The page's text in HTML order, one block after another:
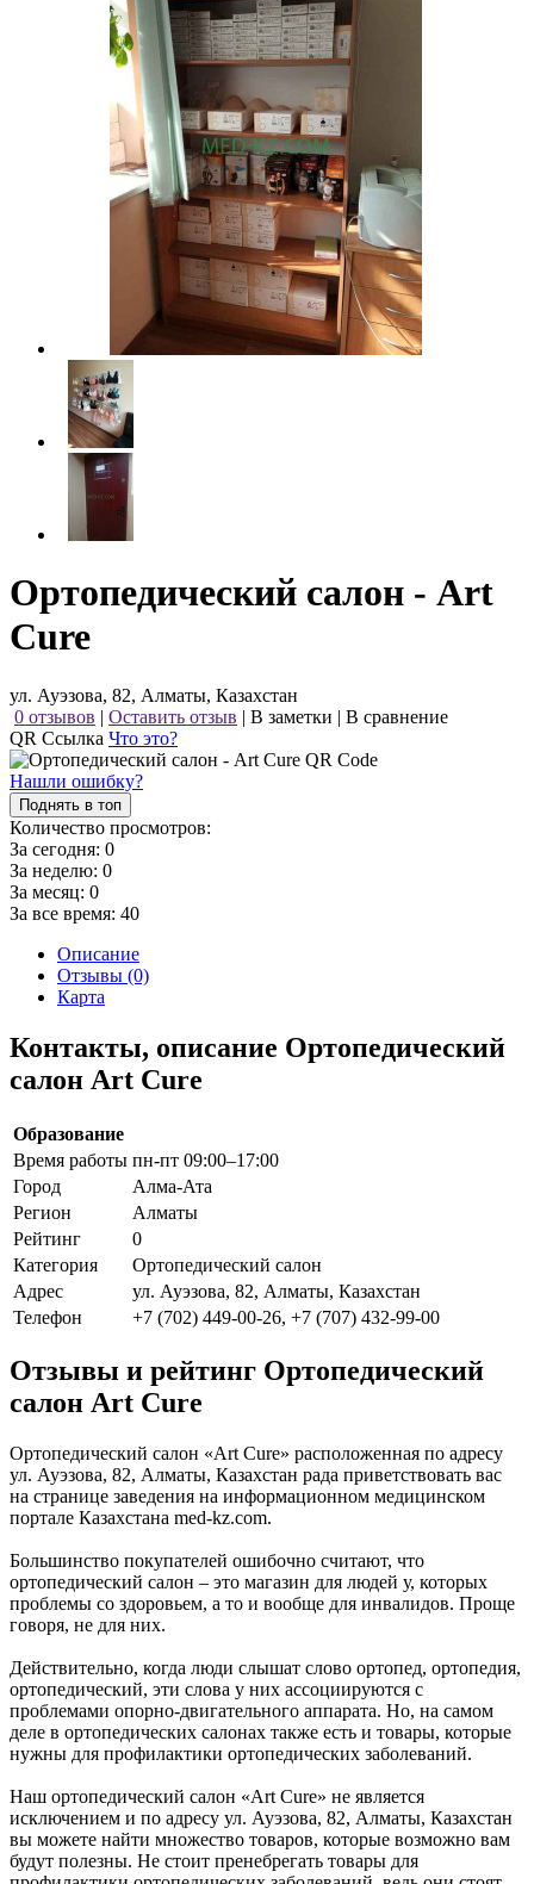
Ортопедический салон - Art
Cure
ул. Ауэзова, 82, Алматы, Казахстан
0 отзывов | Оставить отзыв | В заметки | В сравнение
QR Ссылка Что это?
Нашли ошибку?
Поднять в топ
Количество просмотров:
За сегодня: 0
За неделю: 0
За месяц: 0
За все время: 40
Описание
Отзывы (0)
Карта
Контакты, описание Ортопедический
салон Art Cure
Образование
Время работы пн-пт 09:00–17:00
Город
Алма-Ата
Регион
Алматы
Рейтинг
0
Категория
Ортопедический салон
Адрес
ул. Ауэзова, 82, Алматы, Казахстан
Телефон
+7 (702) 449-00-26, +7 (707) 432-99-00
Отзывы и рейтинг Ортопедический
салон Art Cure
Ортопедический салон «Art Cure» расположенная по адресу
ул. Ауэзова, 82, Алматы, Казахстан рада приветствовать вас
на странице заведения на информационном медицинском
портале Казахстана med-kz.com.
Большинство покупателей ошибочно считают, что
ортопедический салон – это магазин для людей у, которых
проблемы со здоровьем, а то и вообще для инвалидов. Проще
говоря, не для них.
Действительно, когда люди слышат слово ортопед, ортопедия,
ортопедический, эти слова у них ассоциируются с
проблемами опорно-двигательного аппарата. Но, на самом
деле в ортопедических салонах также есть и товары, которые
нужны для профилактики ортопедических заболеваний.
Наш ортопедический салон «Art Cure» не является
исключением и по адресу ул. Ауэзова, 82, Алматы, Казахстан
вы можете найти множество товаров, которые возможно вам
будут полезны. Не стоит пренебрегать товары для